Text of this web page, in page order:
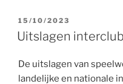
GEPLAATST
OP
15/10/2023
Uitslagen
De uitslagen van
landelijke en nationale